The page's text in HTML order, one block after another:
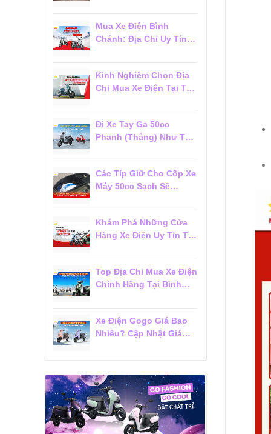
Mua Xe Điện Bình
Chánh: Địa Chỉ Uy Tín,
Kinh Nghiệm Chọn Địa
Chỉ Mua Xe Điện Tại Tân
Đi Xe Tay Ga 50cc
Phanh (Thắng) Như Thế
Các Típ Giữ Cho Cốp Xe
Máy 50cc Sạch Sẽ
Khám Phá Những Cửa
Hàng Xe Điện Uy Tín Tại
Top Địa Chỉ Mua Xe Điện
Chính Hãng Tại Bình
Xe Điện Gogo Giá Bao
Nhiêu? Cập Nhật Giá